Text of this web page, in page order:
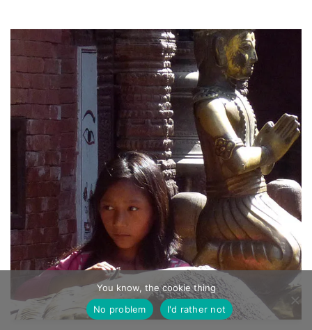
You know, the cookie thing
No problem
I'd rather not